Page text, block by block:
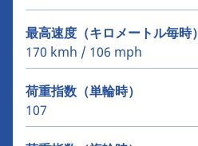
最高速度（キロメートル毎時）
170 kmh / 106 mph
荷重指数（単輪時）
107